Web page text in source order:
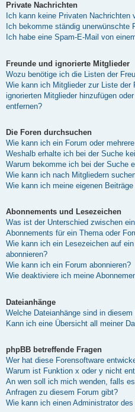
Private Nachrichten
Ich kann keine Privaten Nachrichten
Ich bekomme ständig unerwünschte
Ich habe eine Spam-E-Mail von
Freunde und ignorierte Mitglieder
Wozu benötige ich die Listen der
Wie kann ich Mitglieder zur Liste der
ignorierten Mitglieder hinzufügen
entfernen?
Die Foren durchsuchen
Wie kann ich ein Forum oder
Weshalb erhalte ich bei der Suche
Warum bekomme ich bei der Suche
Wie kann ich nach Mitgliedern
Wie kann ich meine eigenen
Abonnements und Lesezeichen
Was ist der Unterschied zwischen
Abonnements für ein Thema oder
Wie kann ich ein Lesezeichen auf
abonnieren?
Wie kann ich ein Forum abonnieren?
Wie deaktiviere ich meine
Dateianhänge
Welche Dateianhänge sind in
Kann ich eine Übersicht all meiner
phpBB betreffende Fragen
Wer hat diese Forensoftware
Warum ist Funktion x oder y nicht
An wen soll ich mich wenden, falls
Anfragen zu diesem Forum gibt?
Wie kann ich einen Administrator